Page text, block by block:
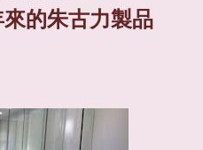
的朱古力製品